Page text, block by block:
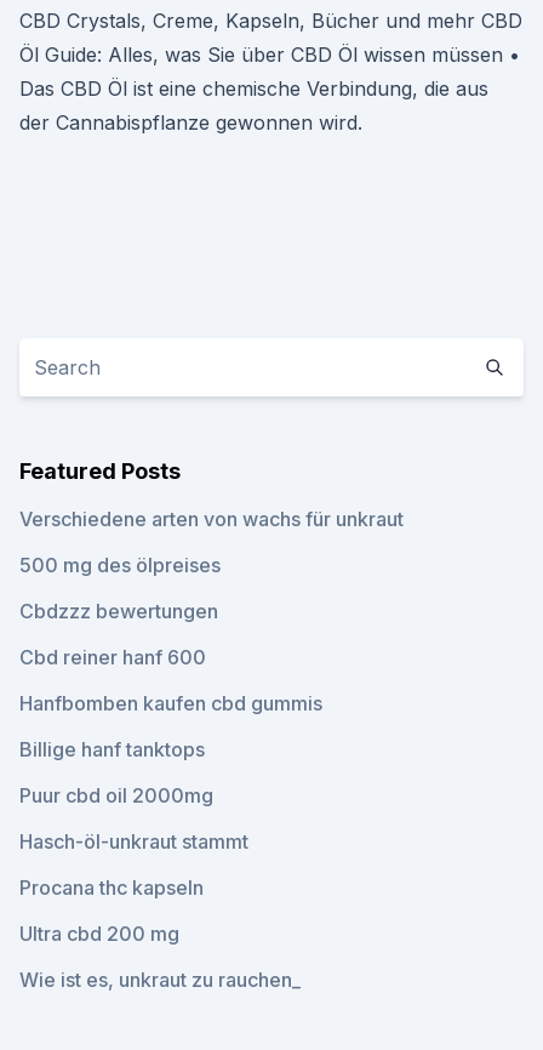
CBD Crystals, Creme, Kapseln, Bücher und mehr CBD
Öl Guide: Alles, was Sie über CBD Öl wissen müssen •
Das CBD Öl ist eine chemische Verbindung, die aus
der Cannabispflanze gewonnen wird.
Featured Posts
Verschiedene arten von wachs für unkraut
500 mg des ölpreises
Cbdzzz bewertungen
Cbd reiner hanf 600
Hanfbomben kaufen cbd gummis
Billige hanf tanktops
Puur cbd oil 2000mg
Hasch-öl-unkraut stammt
Procana thc kapseln
Ultra cbd 200 mg
Wie ist es, unkraut zu rauchen_